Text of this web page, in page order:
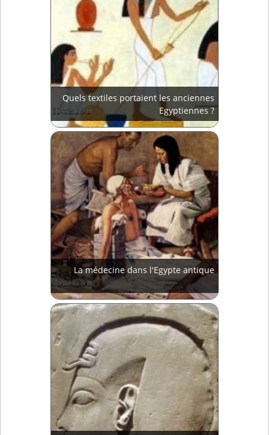
Quels textiles portaient les anciennes
Egyptiennes ?
La médecine dans l'Egypte antique